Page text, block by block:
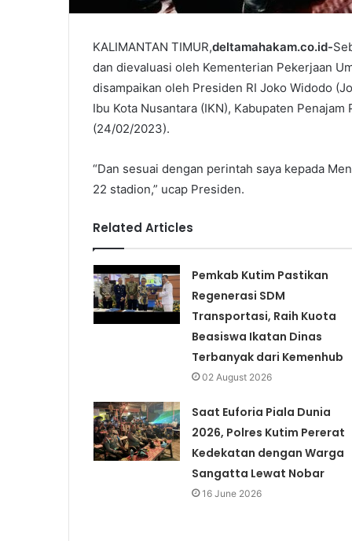
KALIMANTAN TIMUR,deltamahakam.co.id-
dan dievaluasi oleh Kementerian Pekerjaan
disampaikan oleh Presiden RI Joko Widodo
Ibu Kota Nusantara (IKN), Kabupaten
(24/02/2023).
“Dan sesuai dengan perintah saya kepada
22 stadion,” ucap Presiden.
Related Articles
Pemkab Kutim Pastikan
Regenerasi SDM
Transportasi, Raih Kuota
Beasiswa Ikatan Dinas
Terbanyak dari Kemenhub
02 August 2026
Saat Euforia Piala Dunia
2026, Polres Kutim Pererat
Kedekatan dengan Warga
Sangatta Lewat Nobar
16 June 2026